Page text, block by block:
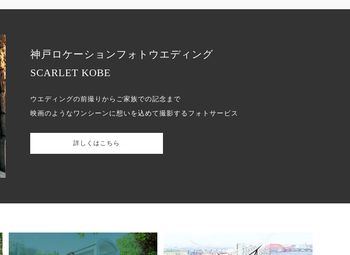
神戸ロケーションフォトウエディング
SCARLET KOBE
ウエディングの前撮りからご家族での記念まで
映画のようなワンシーンに想いを込めて撮影するフォトサービス
詳しくはこちら